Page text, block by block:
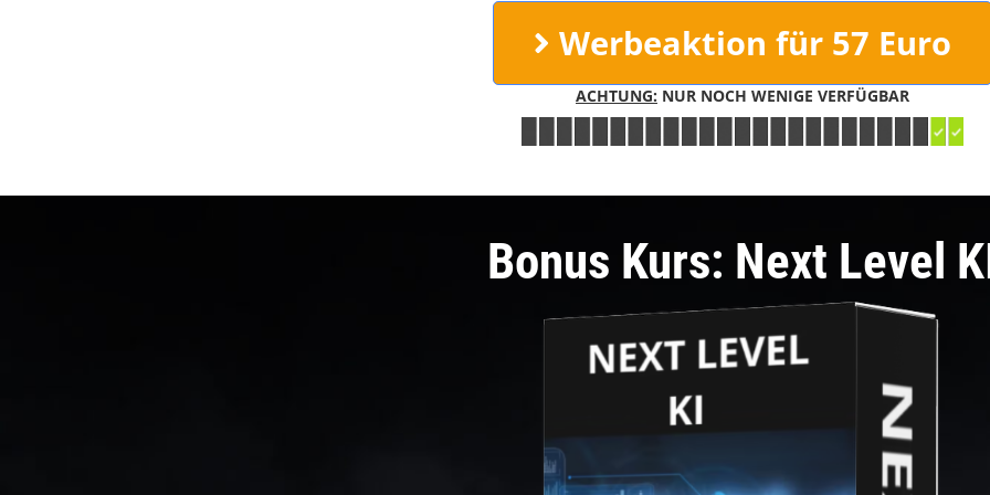
Werbeaktion für 57 Euro
ACHTUNG: NUR NOCH WENIGE VERFÜGBAR
Bonus Kurs: Next Level